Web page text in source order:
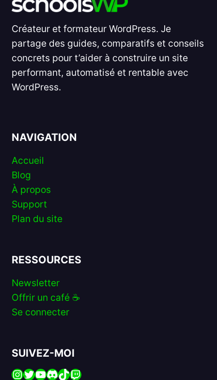
Créateur et formateur WordPress. Je
partage des guides, comparatifs et conseils
concrets pour t’aider à construire un site
performant, automatisé et rentable avec
WordPress.
NAVIGATION
Accueil
Blog
À propos
Support
Plan du site
RESSOURCES
Newsletter
Offrir un café ☕️
Se connecter
SUIVEZ-MOI
Instagram
Twitter
YouTube
Discord
TikTok
Twitch